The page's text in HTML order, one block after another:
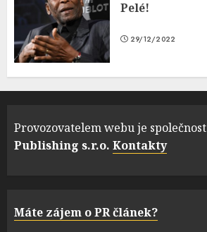
Pelé!
29/12/2022
Provozovatelem webu je společnost
Publishing s.r.o. Kontakty
Máte zájem o PR článek?